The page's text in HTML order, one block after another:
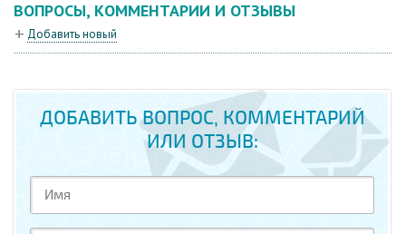
ВОПРОСЫ, КОММЕНТАРИИ И ОТЗЫВЫ
Добавить новый
ДОБАВИТЬ ВОПРОС, КОММЕНТАРИЙ
ИЛИ ОТЗЫВ: